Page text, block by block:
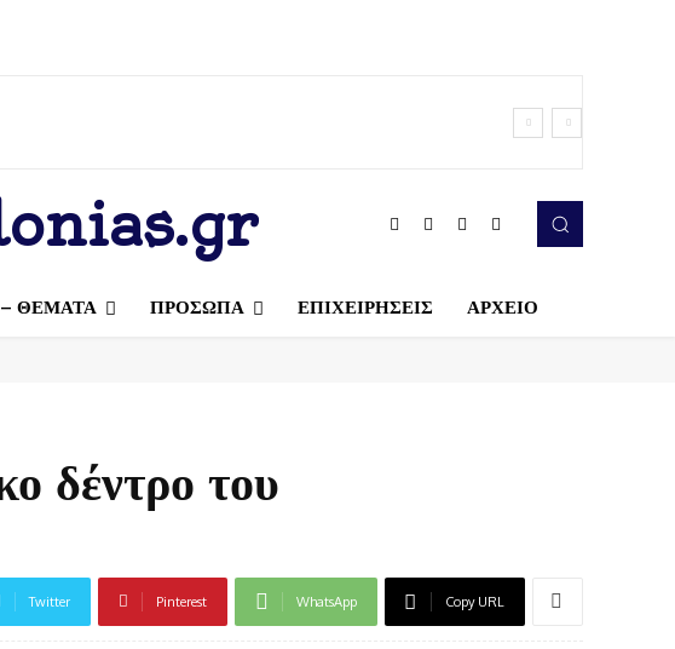
– ΘΕΜΑΤΑ ΠΡΟΣΩΠΑ ΕΠΙΧΕΙΡΗΣΕΙΣ ΑΡΧΕΙΟ
δέντρο του
Twitter Pinterest WhatsApp Copy URL